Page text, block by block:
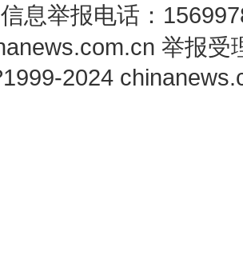
息举报电话：
举报受
2024